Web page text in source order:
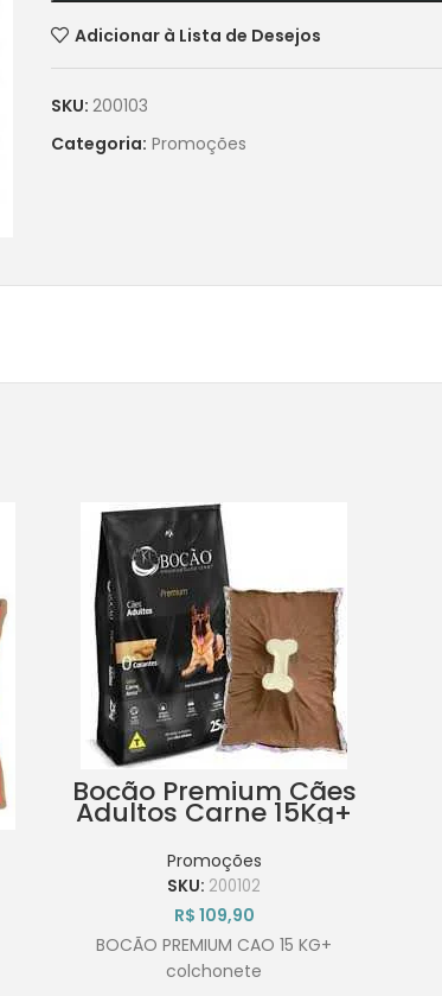
Adicionar à Lista de Desejos
SKU: 200103
Categoria: Promoções
Bocão Premium Cães
Adultos Carne 15Kg+
Colchonete
Promoções
SKU: 200102
R$ 109,90
BOCÃO PREMIUM CAO 15 KG+
colchonete